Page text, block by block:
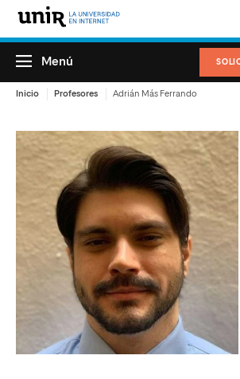
Menú
Inicio Profesores Adrián Más Ferrando